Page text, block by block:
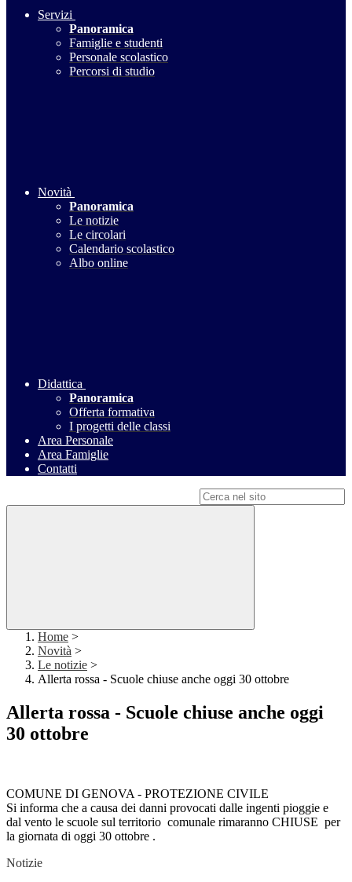
Servizi
Panoramica
Famiglie e studenti
Personale scolastico
Percorsi di studio
Novità
Panoramica
Le notizie
Le circolari
Calendario scolastico
Albo online
Didattica
Panoramica
Offerta formativa
I progetti delle classi
Area Personale
Area Famiglie
Contatti
Home >
Novità >
Le notizie >
Allerta rossa - Scuole chiuse anche oggi 30 ottobre
Allerta rossa - Scuole chiuse anche oggi
30 ottobre
COMUNE DI GENOVA - PROTEZIONE CIVILE
Si informa che a causa dei danni provocati dalle ingenti pioggie e
dal vento le scuole sul territorio comunale rimaranno CHIUSE per
la giornata di oggi 30 ottobre .
Notizie